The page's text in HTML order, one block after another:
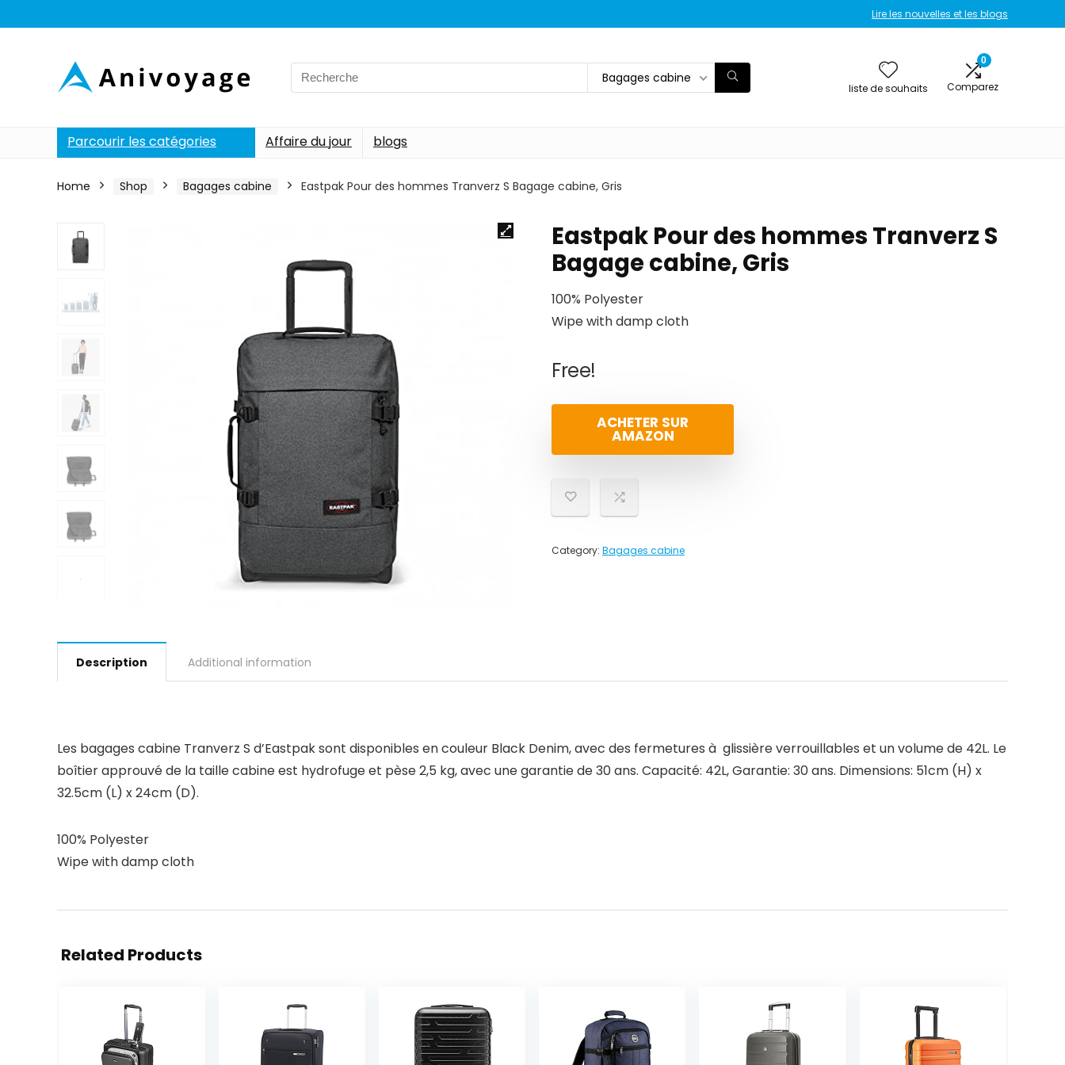
Lire les nouvelles et les blogs
Search
for:
Bagages cabine
liste de souhaits
0
Comparez
Parcourir les catégories Affaire du jour blogs
Home Shop Bagages cabine Eastpak Pour des hommes Tranverz S Bagage cabine, Gris
Eastpak Pour des hommes Tranverz S
Bagage cabine, Gris
100% Polyester
Wipe with damp cloth
Free!
ACHETER SUR
AMAZON
Category: Bagages cabine
Description Additional information
Les bagages cabine Tranverz S d’Eastpak sont disponibles en couleur Black Denim, avec des fermetures à glissière verrouillables et un volume de 42L. Le
boîtier approuvé de la taille cabine est hydrofuge et pèse 2,5 kg, avec une garantie de 30 ans. Capacité: 42L, Garantie: 30 ans. Dimensions: 51cm (H) x
32.5cm (L) x 24cm (D).
100% Polyester
Wipe with damp cloth
Related Products